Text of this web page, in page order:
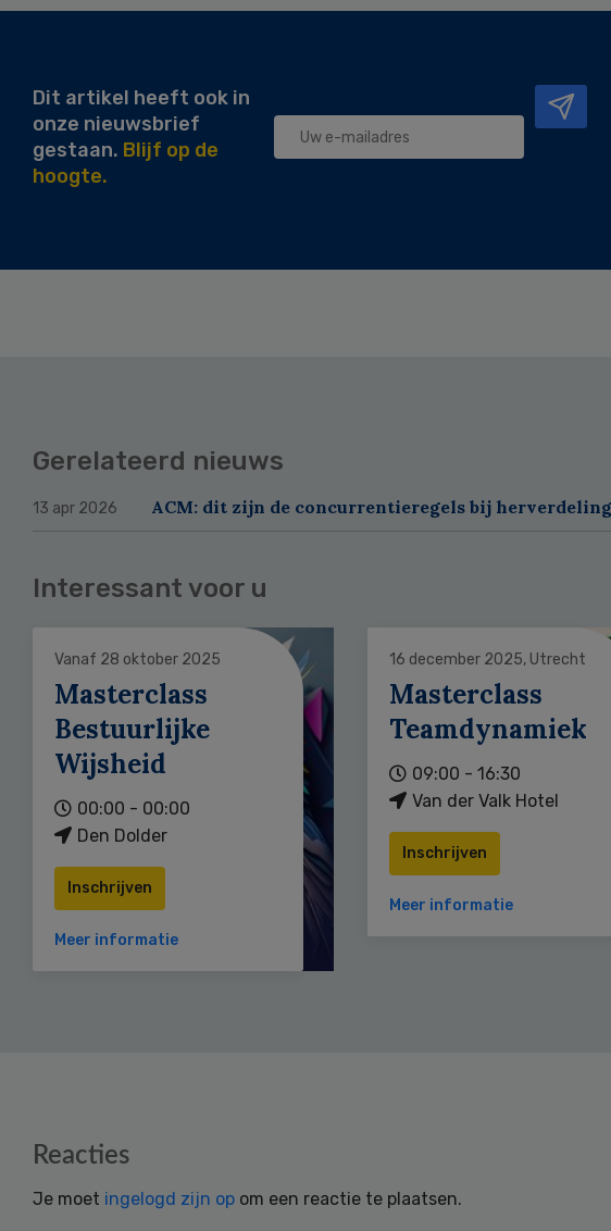
Dit artikel heeft ook in
onze nieuwsbrief
gestaan. Blijf op de
hoogte.
Gerelateerd nieuws
13 apr 2026 ACM: dit zijn de concurrentieregels bij
Interessant voor u
Vanaf 28 oktober 2025
Masterclass
Bestuurlijke
Wijsheid
00:00 - 00:00
Den Dolder
Inschrijven
Meer informatie
16 december 2025, Utrecht
Masterclass
Teamdynamiek
09:00 - 16:30
Van der Valk Hotel
Inschrijven
Meer informatie
Reacties
Je moet ingelogd zijn op om een reactie te plaatsen.